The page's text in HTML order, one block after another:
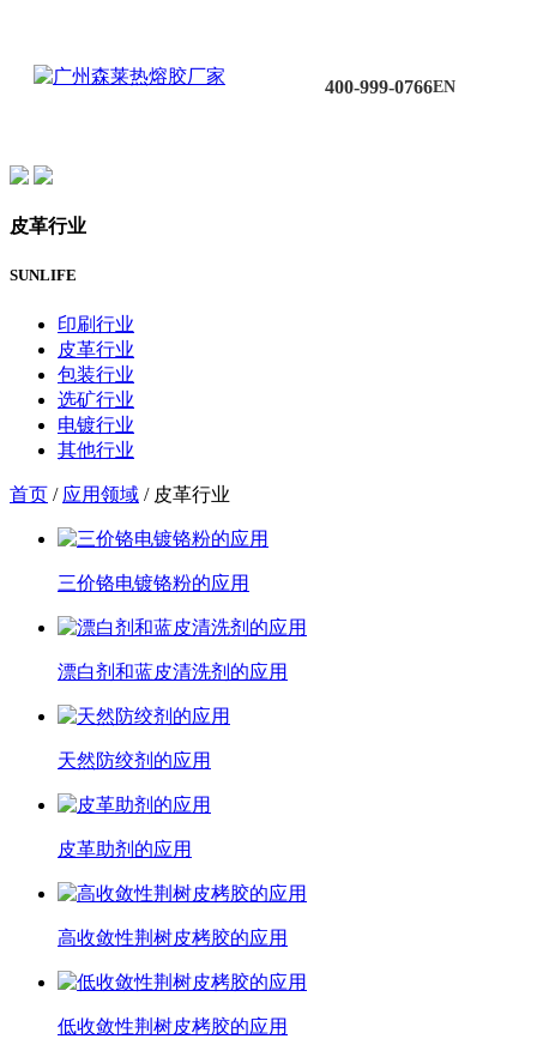
400-999-0766EN
皮革行业
SUNLIFE
印刷行业
皮革行业
包装行业
选矿行业
电镀行业
其他行业
首页 / 应用领域 / 皮革行业
三价铬电镀铬粉的应用
漂白剂和蓝皮清洗剂的应用
天然防绞剂的应用
皮革助剂的应用
高收敛性荆树皮栲胶的应用
低收敛性荆树皮栲胶的应用